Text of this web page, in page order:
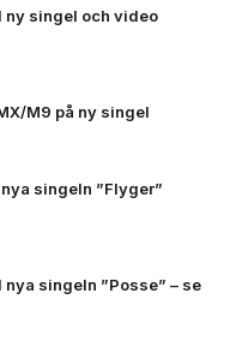
ny singel och video
M9 på ny singel
singeln ”Flyger”
singeln ”Posse” – se